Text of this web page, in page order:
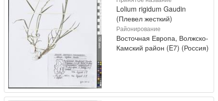
Lolium rigidum Gaudin
(Плевел жесткий)
Районирование
Восточная Европа, Волжско-
Камский район (E7) (Россия)